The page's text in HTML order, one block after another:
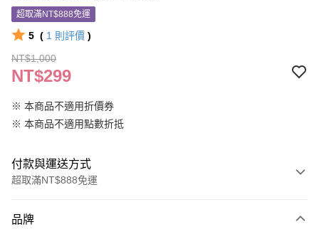
超取滿NT$888免運
5 ( 1 則評價 )
NT$1,000
NT$299
※ 本商品不適用折價券
※ 本商品不適用點數折抵
付款與運送方式
超取滿NT$888免運
信用卡一次付款
品牌